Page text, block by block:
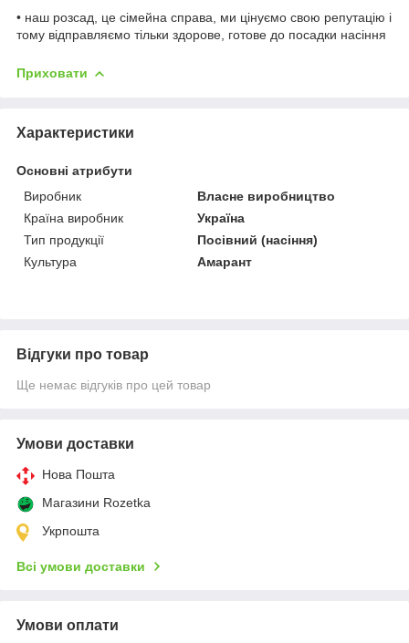
• наш розсад, це сімейна справа, ми цінуємо свою репутацію і
тому відправляємо тільки здорове, готове до посадки насіння
Приховати
Характеристики
Основні атрибути
Виробник
Власне виробництво
Країна виробник
Україна
Тип продукції
Посівний (насіння)
Культура
Амарант
Відгуки про товар
Ще немає відгуків про цей товар
Умови доставки
Нова Пошта
Магазини Rozetka
Укрпошта
Всі умови доставки
Умови оплати